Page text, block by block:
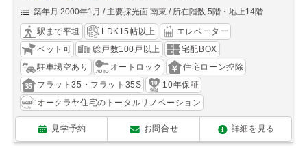
築年月:2000年1月
主要採光面:南東 所在階数:5階・地上14階
駅まで平坦 LDK15帖以上
エレベーター
ペット可
総戸数100戸以上
宅配BOX
駐車場空あり
オートロック
住宅ローン控除
フラット35・フラット35S
10年保証
オークラヤ住宅のトータルリノベーション
見学予約 お問合せ 詳細を見る